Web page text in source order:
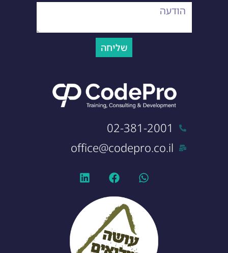
שליחה
02-381-2001
office@codepro.co.il